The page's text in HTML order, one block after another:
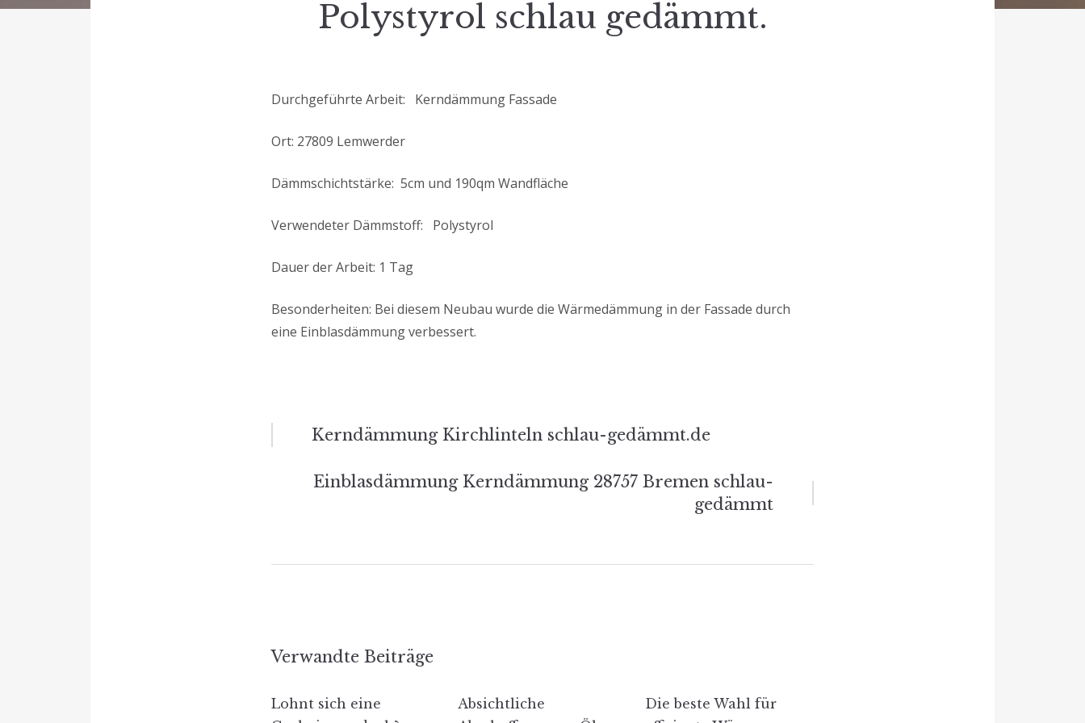
Polystyrol schlau gedämmt.
Durchgeführte Arbeit: Kerndämmung Fassade
Ort: 27809 Lemwerder
Dämmschichtstärke: 5cm und 190qm Wandfläche
Verwendeter Dämmstoff: Polystyrol
Dauer der Arbeit: 1 Tag
Besonderheiten: Bei diesem Neubau wurde die Wärmedämmung in der Fassade durch
eine Einblasdämmung verbessert.
Beitrags-
Navigation
Kerndämmung Kirchlinteln schlau-gedämmt.de
Einblasdämmung Kerndämmung 28757 Bremen schlau-
gedämmt
Verwandte Beiträge
Lohnt sich eine
Absichtliche
Die beste Wahl für